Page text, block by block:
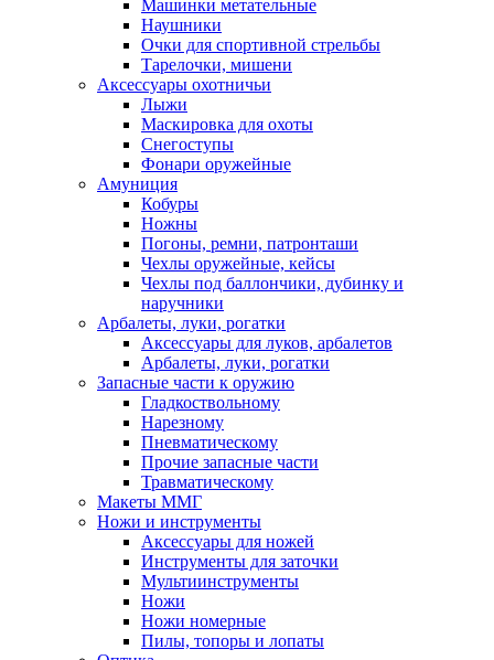
Машинки метательные
Наушники
Очки для спортивной стрельбы
Тарелочки, мишени
Аксессуары охотничьи
Лыжи
Маскировка для охоты
Снегоступы
Фонари оружейные
Амуниция
Кобуры
Ножны
Погоны, ремни, патронташи
Чехлы оружейные, кейсы
Чехлы под баллончики, дубинку и
наручники
Арбалеты, луки, рогатки
Аксессуары для луков, арбалетов
Арбалеты, луки, рогатки
Запасные части к оружию
Гладкоствольному
Нарезному
Пневматическому
Прочие запасные части
Травматическому
Макеты ММГ
Ножи и инструменты
Аксессуары для ножей
Инструменты для заточки
Мультиинструменты
Ножи
Ножи номерные
Пилы, топоры и лопаты